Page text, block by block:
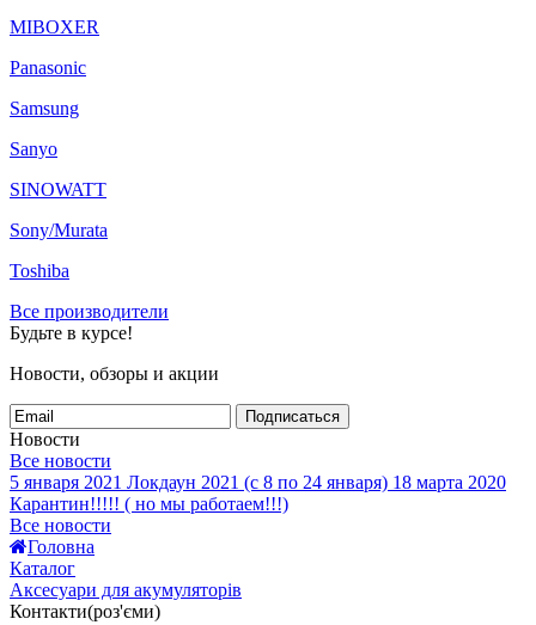
MIBOXER
Panasonic
Samsung
Sanyo
SINOWATT
Sony/Murata
Toshiba
Все производители
Будьте в курсе!
Новости, обзоры и акции
Подписаться
Новости
Все новости
5 января 2021 Локдаун 2021 (с 8 по 24 января) 18 марта 2020
Карантин!!!!! ( но мы работаем!!!)
Все новости
Головна
Каталог
Аксесуари для акумуляторів
Контакти(роз'єми)